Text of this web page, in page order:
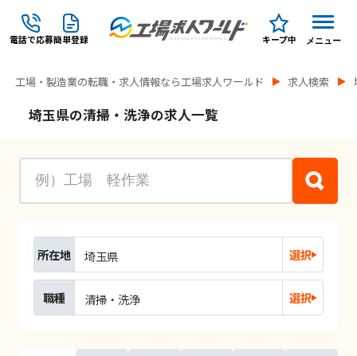
電話で応募簡単登録 キープ中 メニュー
工場・製造業の転職・求人情報なら工場求人ワールド 求人検索
埼玉県の清掃・洗浄の求人一覧
所在地 埼玉県 選択
職種 清掃・洗浄 選択